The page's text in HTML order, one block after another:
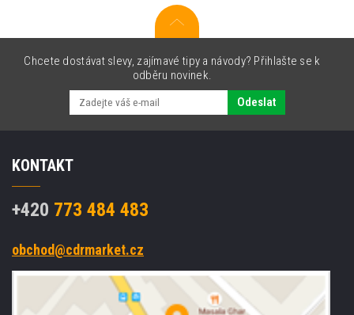
Chcete dostávat slevy, zajímavé tipy a návody? Přihlašte se k
odběru novinek.
Odeslat
KONTAKT
+420 773 484 483
obchod@cdrmarket.cz